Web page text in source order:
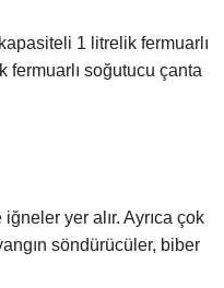
1 litrelik fermuarlı
fermuarlı soğutucu çanta
yer alır. Ayrıca çok
söndürücüler, biber